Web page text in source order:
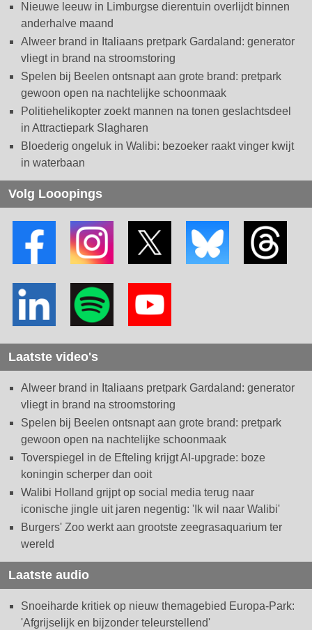
Nieuwe leeuw in Limburgse dierentuin overlijdt binnen
anderhalve maand
Alweer brand in Italiaans pretpark Gardaland: generator
vliegt in brand na stroomstoring
Spelen bij Beelen ontsnapt aan grote brand: pretpark
gewoon open na nachtelijke schoonmaak
Politiehelikopter zoekt mannen na tonen geslachtsdeel
in Attractiepark Slagharen
Bloederig ongeluk in Walibi: bezoeker raakt vinger kwijt
in waterbaan
Volg Looopings
Laatste video's
Alweer brand in Italiaans pretpark Gardaland: generator
vliegt in brand na stroomstoring
Spelen bij Beelen ontsnapt aan grote brand: pretpark
gewoon open na nachtelijke schoonmaak
Toverspiegel in de Efteling krijgt AI-upgrade: boze
koningin scherper dan ooit
Walibi Holland grijpt op social media terug naar
iconische jingle uit jaren negentig: 'Ik wil naar Walibi'
Burgers' Zoo werkt aan grootste zeegrasaquarium ter
wereld
Laatste audio
Snoeiharde kritiek op nieuw themagebied Europa-Park:
'Afgrijselijk en bijzonder teleurstellend'